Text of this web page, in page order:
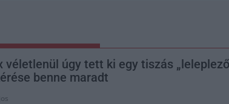
véletlenül úgy tett ki egy tiszás
benne maradt